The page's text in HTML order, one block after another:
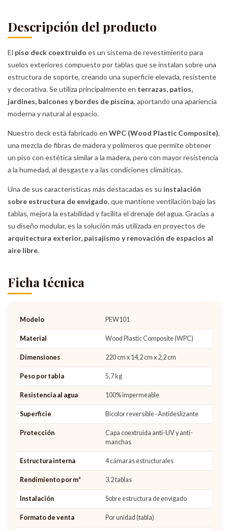
Descripción del producto
El piso deck coextruido es un sistema de revestimiento para
suelos exteriores compuesto por tablas que se instalan sobre una
estructura de soporte, creando una superficie elevada, resistente
y decorativa. Se utiliza principalmente en terrazas, patios,
jardines, balcones y bordes de piscina, aportando una apariencia
moderna y natural al espacio.
Nuestro deck está fabricado en WPC (Wood Plastic Composite),
una mezcla de fibras de madera y polímeros que permite obtener
un piso con estética similar a la madera, pero con mayor resistencia
a la humedad, al desgaste y a las condiciones climáticas.
Una de sus características más destacadas es su instalación
sobre estructura de envigado, que mantiene ventilación bajo las
tablas, mejora la estabilidad y facilita el drenaje del agua. Gracias a
su diseño modular, es la solución más utilizada en proyectos de
arquitectura exterior, paisajismo y renovación de espacios al
aire libre.
Ficha técnica
Modelo PEW101
Material Wood Plastic Composite (WPC)
Dimensiones 220 cm x 14,2 cm x 2,2 cm
Peso por tabla 5,7 kg
Resistencia al agua 100% impermeable
Superficie Bicolor reversible · Antideslizante
Protección
Capa coextruida anti-UV y anti-
manchas
Estructura interna 4 cámaras estructurales
Rendimiento por m² 3.2 tablas
Instalación Sobre estructura de envigado
Formato de venta Por unidad (tabla)